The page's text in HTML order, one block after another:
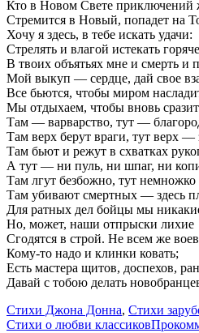
Кто в Новом Свете приключений
Стремится в Новый, попадет на
Хочу я здесь, в тебе искать удачи:
Стрелять и влагой истекать
В твоих объятьях мне и смерть и
Мой выкуп — сердце, дай свое
Все бьются, чтобы миром
Мы отдыхаем, чтобы вновь
Там — варварство, тут —
Там верх берут враги, тут верх —
Там бьют и режут в схватках
А тут — ни пуль, ни шпаг, ни
Там лгут безбожно, тут немножко
Там убивают смертных — здесь
Для ратных дел бойцы мы
Но, может, наши отпрыски лихие
Сгодятся в строй. Не всем же
Кому-то надо и клинки ковать;
Есть мастера щитов, доспехов,
Давай с тобою делать
Стихи Джона Донна, Стихи
Стихи о любви классиков